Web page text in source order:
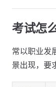
考试怎
常以职业发
景出现，要